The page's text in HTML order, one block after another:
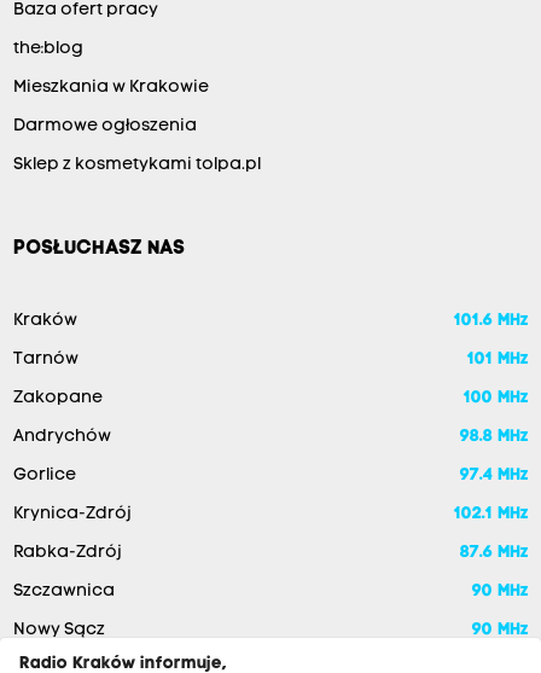
Baza ofert pracy
the:blog
Mieszkania w Krakowie
Darmowe ogłoszenia
Sklep z kosmetykami tolpa.pl
POSŁUCHASZ NAS
Kraków 101.6 MHz
Tarnów 101 MHz
Zakopane 100 MHz
Andrychów 98.8 MHz
Gorlice 97.4 MHz
Krynica-Zdrój 102.1 MHz
Rabka-Zdrój 87.6 MHz
Szczawnica 90 MHz
Nowy Sącz
90 MHz
Radio Kraków informuje,